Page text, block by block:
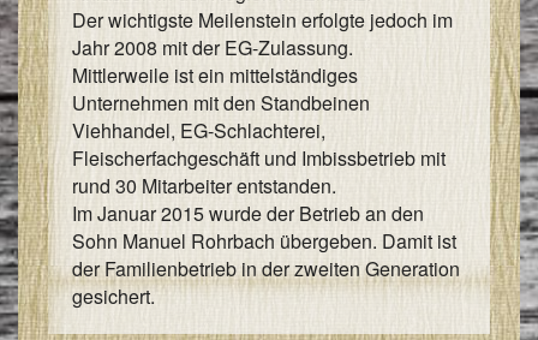
Der wichtigste Meilenstein erfolgte jedoch im
Jahr 2008 mit der EG-Zulassung.
Mittlerweile ist ein mittelständiges
Unternehmen mit den Standbeinen
Viehhandel, EG-Schlachterei,
Fleischerfachgeschäft und Imbissbetrieb mit
rund 30 Mitarbeiter entstanden.
Im Januar 2015 wurde der Betrieb an den
Sohn Manuel Rohrbach übergeben. Damit ist
der Familienbetrieb in der zweiten Generation
gesichert.